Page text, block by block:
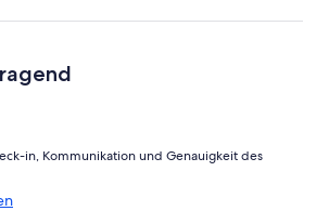
in, Kommunikation und Genauigkeit des